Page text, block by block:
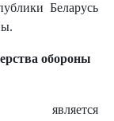
Беларусь
обороны
является